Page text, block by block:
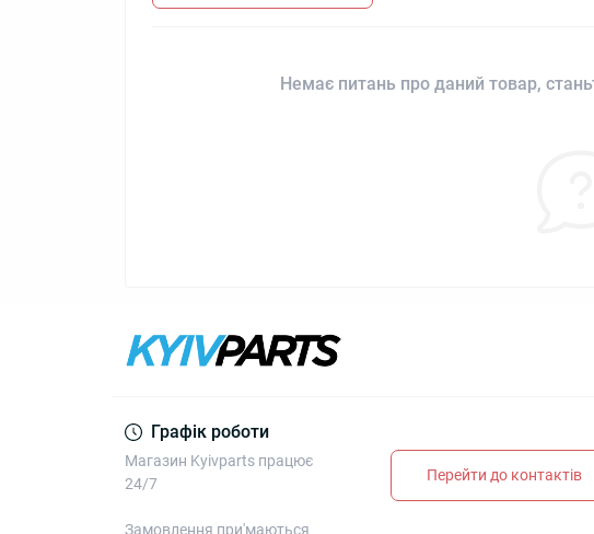
Немає питань про даний товар,
Графік роботи
Магазин Kyivparts працює
24/7
Замовлення при'маються
Перейти до контактів